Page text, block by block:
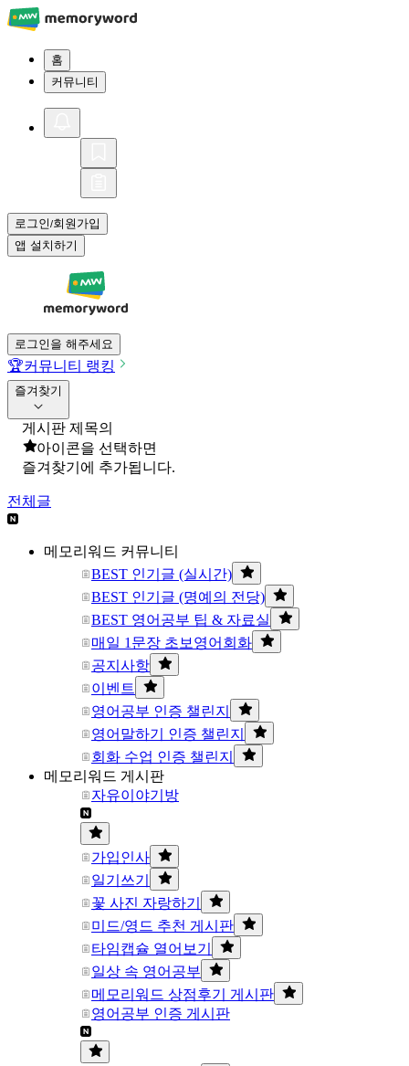
홈
커뮤니티
로그인/회원가입
앱 설치하기
로그인을 해주세요
🏆커뮤니티 랭킹
즐겨찾기
게시판 제목의
아이콘을 선택하면
즐겨찾기에 추가됩니다.
전체글
메모리워드 커뮤니티
BEST 인기글 (실시간)
BEST 인기글 (명예의 전당)
BEST 영어공부 팁 & 자료실
매일 1문장 초보영어회화
공지사항
이벤트
영어공부 인증 챌린지
영어말하기 인증 챌린지
회화 수업 인증 챌린지
메모리워드 게시판
자유이야기방
가입인사
일기쓰기
꽃 사진 자랑하기
미드/영드 추천 게시판
타임캡슐 열어보기
일상 속 영어공부
메모리워드 상점후기 게시판
영어공부 인증 게시판